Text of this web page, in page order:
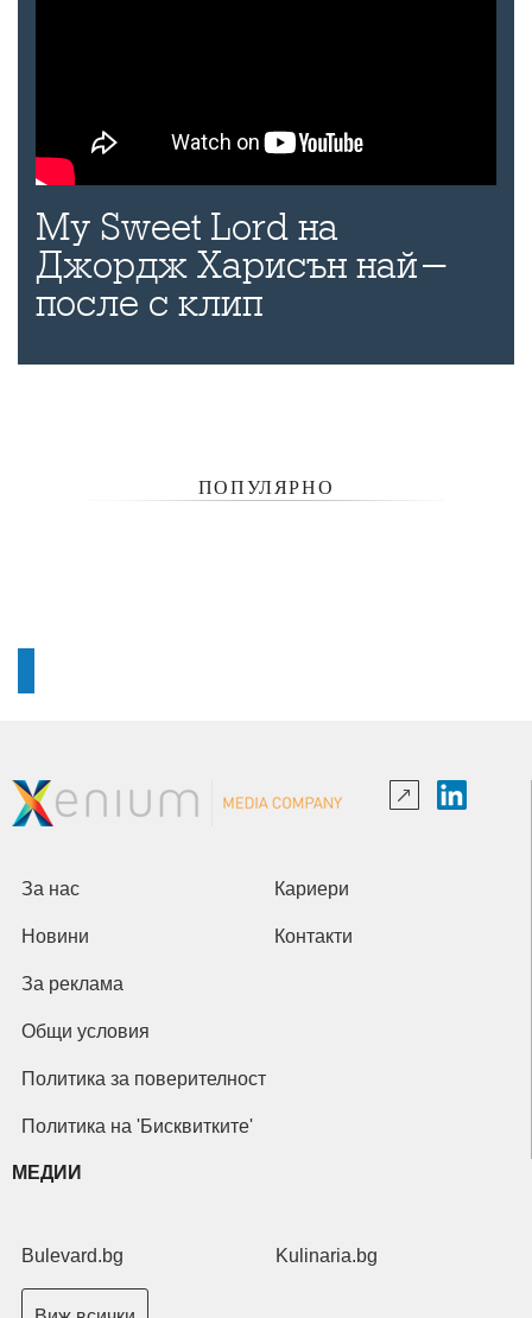
My Sweet Lord на
Джордж Харисън най-
после с клип
ПОПУЛЯРНО
За нас Кариери
Новини Контакти
За реклама
Общи условия
Политика за поверителност
Политика на 'Бисквитките'
МЕДИИ
Bulevard.bg Kulinaria.bg